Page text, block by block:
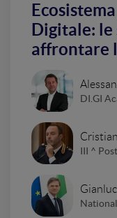
Digitale:
affrontare
DI.GI
III ^